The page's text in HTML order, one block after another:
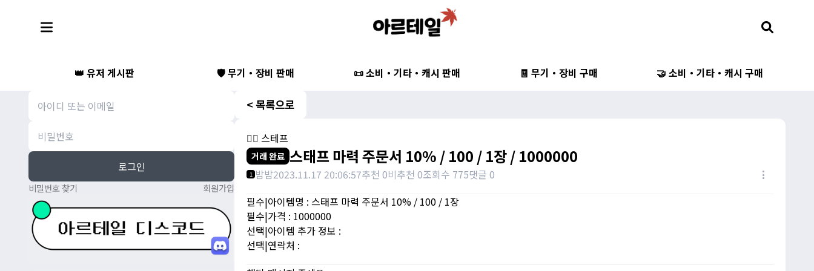
👑 유저 게시판 🛡️ 무기・장비 판매 📜 소비・기타・캐시 판매 🧾 무기・장비 구매 🤝 소비・기타・캐시 구매
로그인
비밀번호 찾기 회원가입
< 목록으로
🧚‍♂️ 스테프
거래 완료 스태프 마력 주문서 10% / 100 / 1장 / 1000000
1 밤밤2023.11.17 20:06:57추천 0비추천 0조회수 775댓글 0
필수|아이템명 : 스태프 마력 주문서 10% / 100 / 1장
필수|가격 : 1000000
선택|아이템 추가 정보 :
선택|연락처 :